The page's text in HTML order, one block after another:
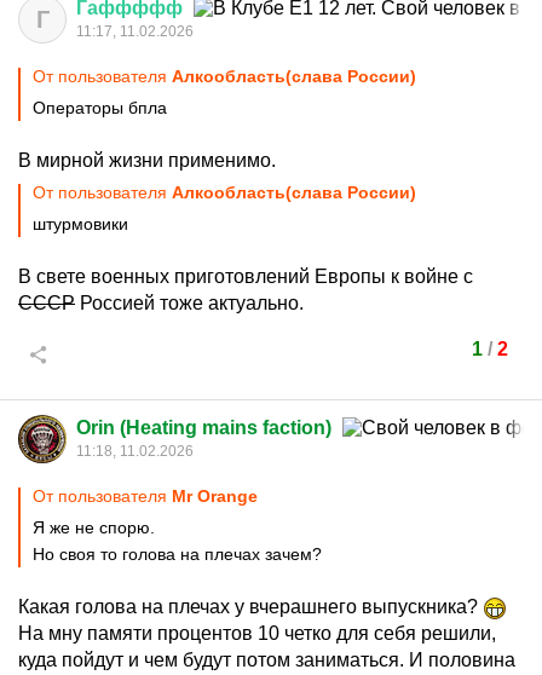
Г Гаффффф
11:17, 11.02.2026
От пользователя Алкообласть(слава России)
Операторы бпла
В мирной жизни применимо.
От пользователя Алкообласть(слава России)
штурмовики
В свете военных приготовлений Европы к войне с
СССР Россией тоже актуально.
1/ 2
Orin (Heating mains faction)
11:18, 11.02.2026
От пользователя Мr Orange
Я же не спорю.
Но своя то голова на плечах зачем?
Какая голова на плечах у вчерашнего выпускника?
На мну памяти процентов 10 четко для себя решили,
куда пойдут и чем будут потом заниматься. И половина